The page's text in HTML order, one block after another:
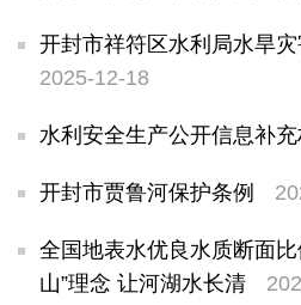
开封市祥符区水利局水旱
2025-12-18
水利安全生产公开信息补
开封市贾鲁河保护条例
全国地表水优良水质断面
山”理念 让河湖水长清